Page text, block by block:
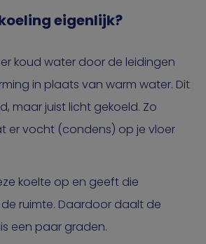
eigenlijk?
koud water door de leidingen
in plaats van warm water. Dit
maar juist licht gekoeld. Zo
er vocht (condens) op je vloer
koelte op en geeft die
ruimte. Daardoor daalt de
een paar graden.